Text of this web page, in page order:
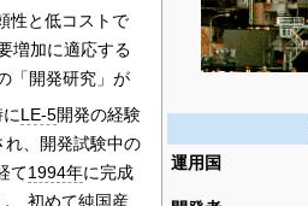
運用国
性と低コストで
増加に適応する
「開発研究」が
LE-5開発の経験
れ、開発試験中の
て1994年に完成
、初めて純国産